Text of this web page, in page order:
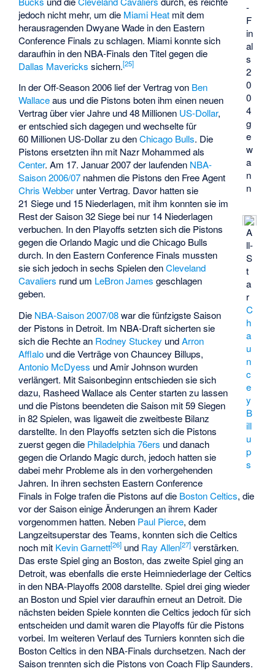
-
F
in
al
s
2
0
0
4
g
e
w
a
n
n
jedoch nicht mehr, um die Miami Heat mit dem
herausragenden Dwyane Wade in den Eastern
Conference Finals zu schlagen. Miami konnte sich
daraufhin in den NBA-Finals den Titel gegen die
Dallas Mavericks sichern.[25]
A
ll-
S
t
a
r
C
h
a
u
n
c
e
y
B
ill
u
p
s
In der Off-Season 2006 lief der Vertrag von Ben
Wallaceaus und die Pistons boten ihm einen neuen
Vertrag über vier Jahre und 48 Millionen US-Dollar,
er entschied sich dagegen und wechselte für
60 Millionen US-Dollar zu denChicago Bulls. Die
Pistons ersetzten ihn mit Nazr Mohammedals
Center. Am 17. Januar 2007 der laufenden NBA-
Saison 2006/07 nahmen die Pistons den Free Agent
Chris Webber unter Vertrag. Davor hatten sie
21 Siege und 15 Niederlagen, mit ihm konnten sie im
Rest der Saison 32 Siege bei nur 14 Niederlagen
verbuchen. In den Playoffs setzten sich die Pistons
gegen die Orlando Magic und die Chicago Bulls
durch. In den Eastern Conference Finals mussten
sie sich jedoch in sechs Spielen denCleveland
Cavaliers rund um LeBron James geschlagen
geben.
Die NBA-Saison 2007/08war die fünfzigste Saison
der Pistons in Detroit. Im NBA-Draft sicherten sie
sich die Rechte an Rodney Stuckey undArron
Afflalo und die Verträge von Chauncey Billups,
Antonio McDyess undAmir Johnsonwurden
verlängert. Mit Saisonbeginn entschieden sie sich
dazu, Rasheed Wallace als Center starten zu lassen
und die Pistons beendeten die Saison mit 59 Siegen
in 82 Spielen, was ligaweit die zweitbeste Bilanz
darstellte. In den Playoffs setzten sich die Pistons
zuerst gegen die Philadelphia 76ers und danach
gegen die Orlando Magic durch, jedoch hatten sie
dabei mehr Probleme als in den vorhergehenden
Jahren. In ihren sechsten Eastern Conference
Finals in Folge trafen die Pistons auf die Boston Celtics, die
vor der Saison einige Änderungen an ihrem Kader
vorgenommen hatten. Neben Paul Pierce, dem
Langzeitsuperstar des Teams, konnten sich die Celtics
noch mit Kevin Garnett[26] und Ray Allen[27] verstärken.
Das erste Spiel ging an Boston, das zweite Spiel ging an
Detroit, was ebenfalls die erste Heimniederlage der Celtics
in den NBA-Playoffs 2008 darstellte. Spiel drei ging wieder
an Boston und Spiel vier daraufhin erneut an Detroit. Die
nächsten beiden Spiele konnten die Celtics jedoch für sich
entscheiden und damit waren die Playoffs für die Pistons
vorbei. Im weiteren Verlauf des Turniers konnten sich die
Boston Celtics in den NBA-Finals durchsetzen. Nach der
Saison trennten sich die Pistons von Coach Flip Saunders.